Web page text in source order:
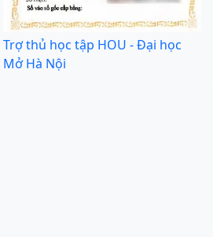
Trợ thủ học tập HOU - Đại học
Mở Hà Nội